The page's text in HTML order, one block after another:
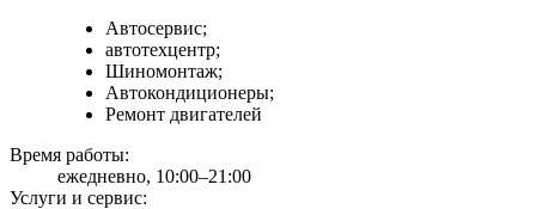
Автосервис;
автотехцентр;
Шиномонтаж;
Автокондиционеры;
Ремонт двигателей
Время работы:
ежедневно, 10:00–21:00
Услуги и сервис: